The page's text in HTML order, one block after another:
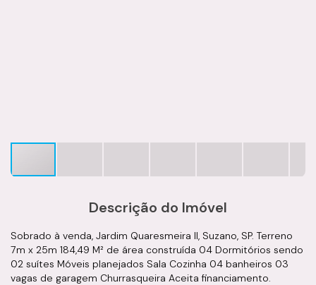
Descrição do Imóvel
Sobrado à venda, Jardim Quaresmeira II, Suzano, SP. Terreno
7m x 25m 184,49 M² de área construída 04 Dormitórios sendo
02 suítes Móveis planejados Sala Cozinha 04 banheiros 03
vagas de garagem Churrasqueira Aceita financiamento.